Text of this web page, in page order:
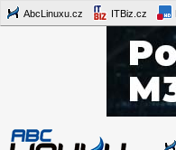
AbcLinuxu.cz ITBiz.cz